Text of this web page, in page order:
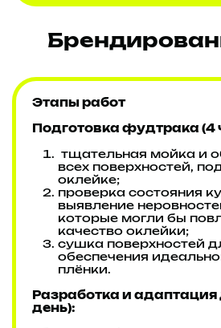
Этапы работ
Подготовка фудтрака (4
тщательная мойка и
всех поверхностей,
оклейке;
проверка состояния
выявление
которые могли бы
качество оклейки;
сушка поверхностей
обеспечения
плёнки.
Разработка и адаптация
день):